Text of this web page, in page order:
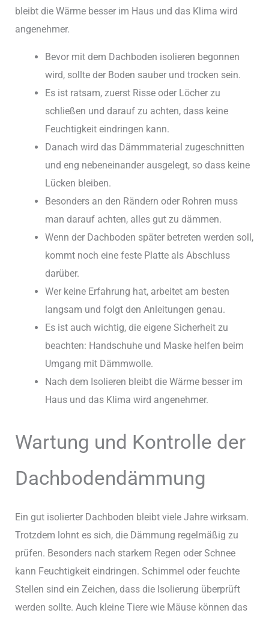
bleibt die Wärme besser im Haus und das Klima wird
angenehmer.
Bevor mit dem Dachboden isolieren begonnen
wird, sollte der Boden sauber und trocken sein.
Es ist ratsam, zuerst Risse oder Löcher zu
schließen und darauf zu achten, dass keine
Feuchtigkeit eindringen kann.
Danach wird das Dämmmaterial zugeschnitten
und eng nebeneinander ausgelegt, so dass keine
Lücken bleiben.
Besonders an den Rändern oder Rohren muss
man darauf achten, alles gut zu dämmen.
Wenn der Dachboden später betreten werden soll,
kommt noch eine feste Platte als Abschluss
darüber.
Wer keine Erfahrung hat, arbeitet am besten
langsam und folgt den Anleitungen genau.
Es ist auch wichtig, die eigene Sicherheit zu
beachten: Handschuhe und Maske helfen beim
Umgang mit Dämmwolle.
Nach dem Isolieren bleibt die Wärme besser im
Haus und das Klima wird angenehmer.
Wartung und Kontrolle der
Dachbodendämmung
Ein gut isolierter Dachboden bleibt viele Jahre wirksam.
Trotzdem lohnt es sich, die Dämmung regelmäßig zu
prüfen. Besonders nach starkem Regen oder Schnee
kann Feuchtigkeit eindringen. Schimmel oder feuchte
Stellen sind ein Zeichen, dass die Isolierung überprüft
werden sollte. Auch kleine Tiere wie Mäuse können das